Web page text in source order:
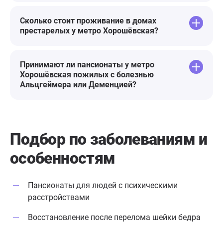
Сколько стоит проживание в домах
престарелых у метро Хорошёвская?
Принимают ли пансионаты у метро
Хорошёвская пожилых с болезнью
Альцгеймера или Деменцией?
Подбор по заболеваниям и
особенностям
Пансионаты для людей с психическими
расстройствами
Восстановление после перелома шейки бедра